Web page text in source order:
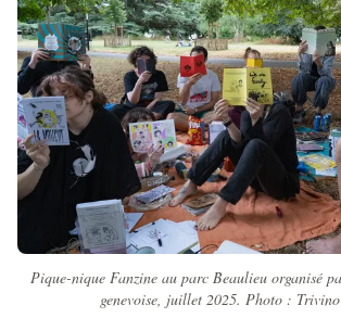
Pique-nique Fanzine au parc Beaulieu organisé
genevoise, juillet 2025. Photo :